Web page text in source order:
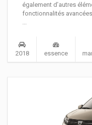
également d’autres
fonctionnalités
2018 essence